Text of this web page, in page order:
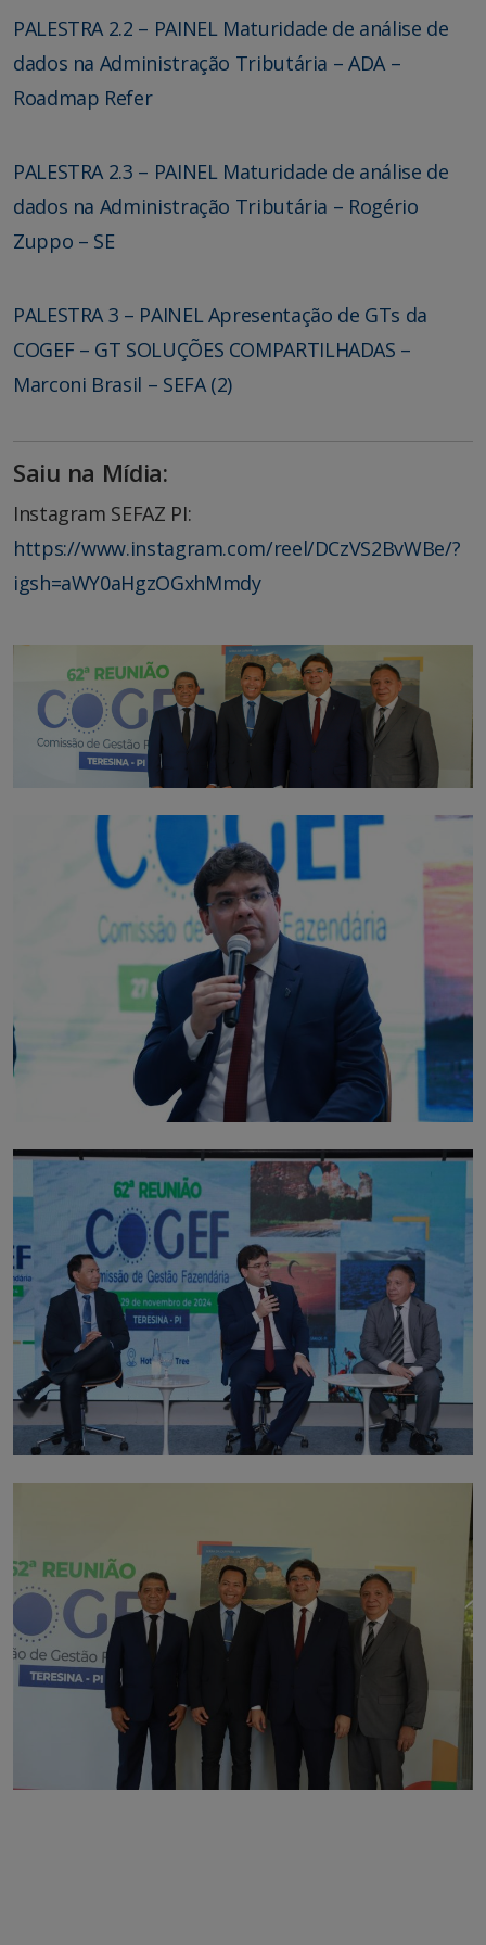
PALESTRA 2.2 – PAINEL Maturidade de análise de
dados na Administração Tributária – ADA –
Roadmap Refer
PALESTRA 2.3 – PAINEL Maturidade de análise de
dados na Administração Tributária – Rogério
Zuppo – SE
PALESTRA 3 – PAINEL Apresentação de GTs da
COGEF – GT SOLUÇÕES COMPARTILHADAS –
Marconi Brasil – SEFA (2)
Saiu na Mídia:
Instagram SEFAZ PI:
https://www.instagram.com/reel/DCzVS2BvWBe/?
igsh=aWY0aHgzOGxhMmdy